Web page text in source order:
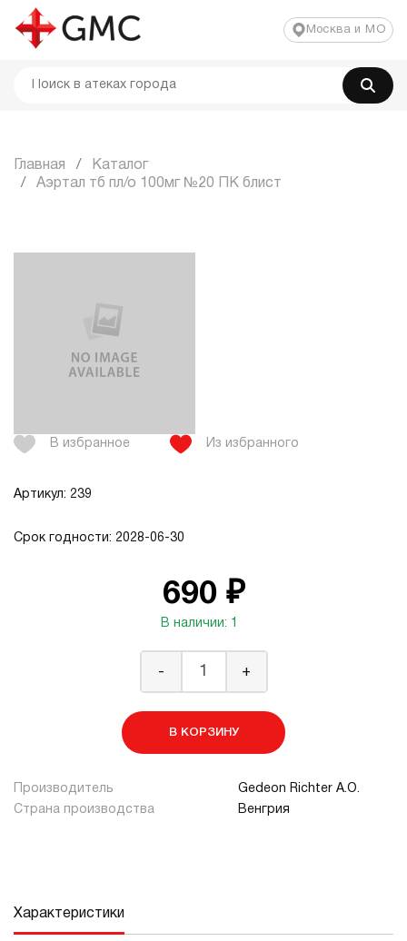
Москва и МО
Главная
Каталог
Аэртал тб пл/о 100мг №20 ПК блист
В избранное Из избранного
Артикул: 239
Срок годности: 2028-06-30
690 ₽
В наличии: 1
- +
В КОРЗИНУ
Производитель
Gedeon Richter A.O.
Страна производства
Венгрия
Характеристики